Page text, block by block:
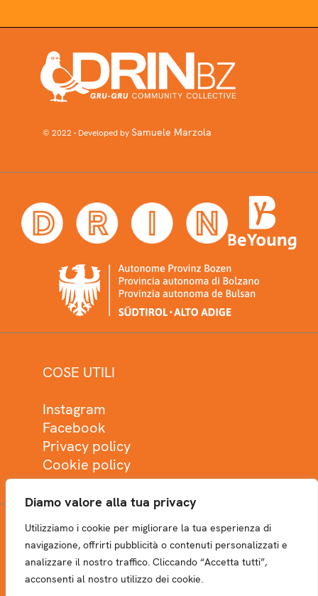
Diamo valore alla tua privacy
Utilizziamo i cookie per migliorare la tua esperienza di
navigazione, offrirti pubblicità o contenuti personalizzati e
analizzare il nostro traffico. Cliccando “Accetta tutti”,
acconsenti al nostro utilizzo dei cookie.
© 2022 - Developed bySamuele Marzola
COSE UTILI
Instagram
Facebook
Privacy policy
Cookie policy
NEWSLETTER